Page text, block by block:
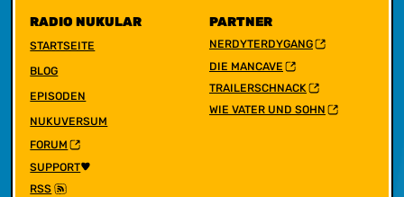
RADIO NUKULAR
STARTSEITE
BLOG
EPISODEN
NUKUVERSUM
FORUM
SUPPORT
RSS
PARTNER
NERDYTERDYGANG
DIE MANCAVE
TRAILERSCHNACK
WIE VATER UND SOHN